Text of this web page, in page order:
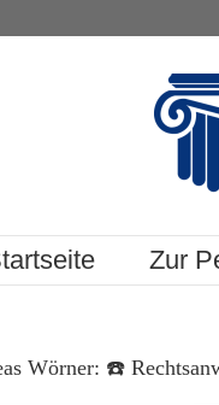
Zur
Wörner: ☎️